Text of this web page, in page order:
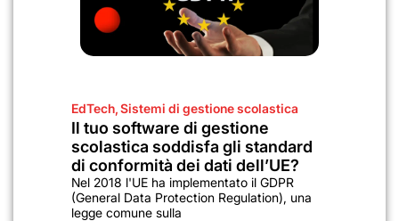
EdTech,Sistemi di gestione scolastica
Il tuo software di gestione
scolastica soddisfa gli standard
di conformità dei dati dell’UE?
Nel 2018 l'UE ha implementato il GDPR
(General Data Protection Regulation), una
legge comune sulla